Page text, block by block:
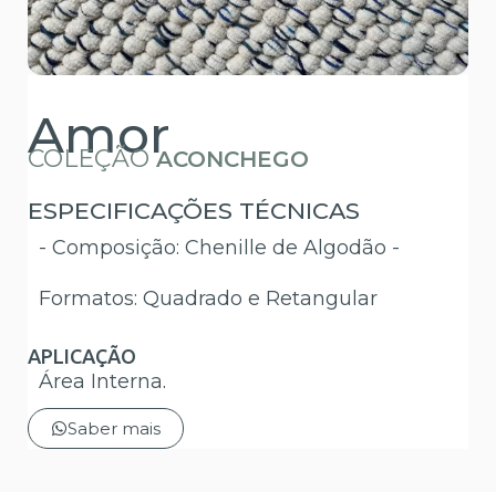
Amor
COLEÇÃOACONCHEGO
ESPECIFICAÇÕES TÉCNICAS
- Composição: Chenille de Algodão -
Formatos: Quadrado e Retangular
APLICAÇÃO
Área Interna.
Saber mais